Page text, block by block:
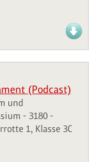
(Podcast)
und
- 3180 -
1, Klasse 3C